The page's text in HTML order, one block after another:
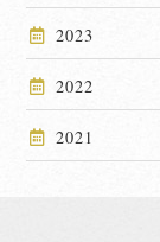
2023
2022
2021